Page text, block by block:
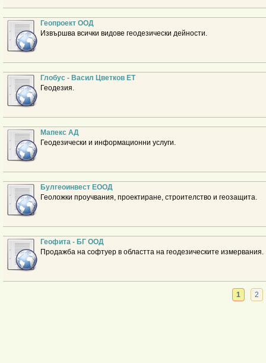
Геопроект ООД
Извършва всички видове геодезически дейности.
Глобус - Васил Цветков ЕТ
Геодезия.
Мапекс АД
Геодезически и информационни услуги.
Булгеоинвест ЕООД
Геоложки проучвания, проектиране, строителство и геозащита.
Геофита - БГ ООД
Продажба на софтуер в областта на геодезическите измервания.
1 2